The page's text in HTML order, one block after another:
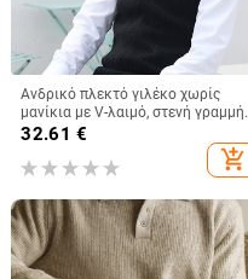
Ανδρικό πλεκτό γιλέκο χωρίς
μανίκια με V-λαιμό, στενή γραμμή,
100% βαμβάκι, φθινόπωρο
32.61 €
add_shopping_cart